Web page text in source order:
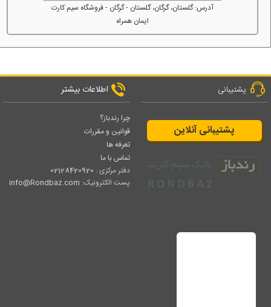
آدرس: گلستان، گرگان، گلستان - گرگان - فروشگاه سیم کارت
ایمان همراه
پشتیبانی
پشتیبانی آنلاین
اطلاعات بیشتر
چرا رندباز؟
قوانین و مقررات
تعرفه ها
تماس با ما
دفتر مرکزی : 02128420920
پست الکترونیک: info@Rondbaz.com